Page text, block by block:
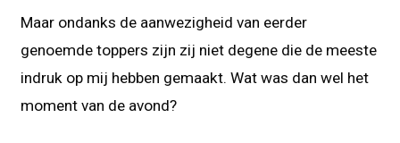
Maar ondanks de aanwezigheid van eerder
genoemde toppers zijn zij niet degene die de meeste
indruk op mij hebben gemaakt. Wat was dan wel het
moment van de avond?